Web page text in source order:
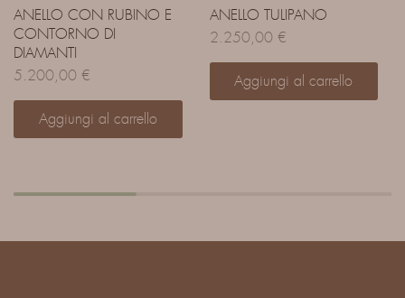
ANELLO CON RUBINO E
CONTORNO DI
DIAMANTI
5.200,00 €
Aggiungi al carrello
ANELLO TULIPANO
2.250,00 €
Aggiungi al carrello